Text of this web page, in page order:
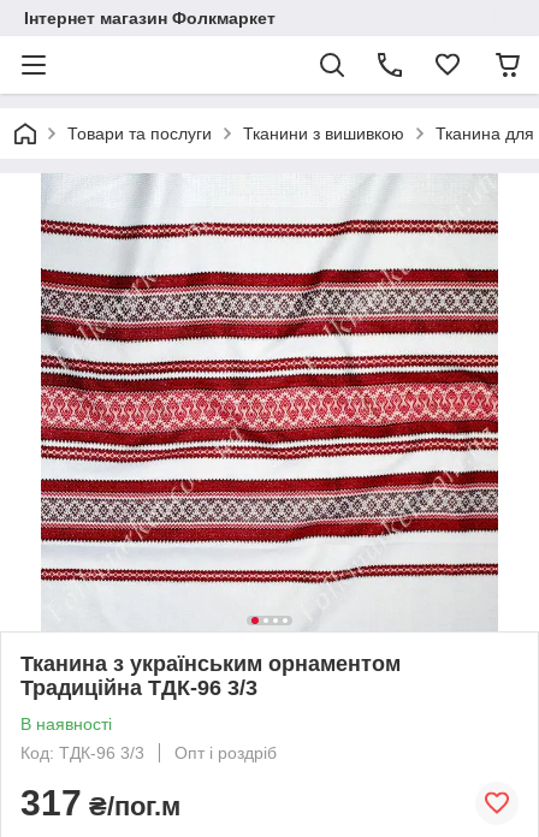
Інтернет магазин Фолкмаркет
Товари та послуги Тканини з вишивкою Тканина
Тканина з українським орнаментом
Традиційна ТДК-96 3/3
В наявності
Код: ТДК-96 3/3
Опт і роздріб
317 ₴/пог.м